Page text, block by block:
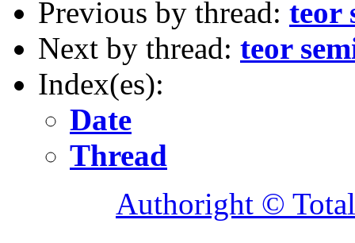
Previous by thread: teor
Next by thread: teor
Index(es):
Date
Thread
Authoright ©